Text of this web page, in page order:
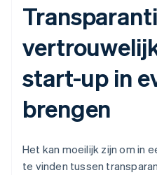
start-up in
brengen
Het kan moeilijk zijn om in
te vinden tussen